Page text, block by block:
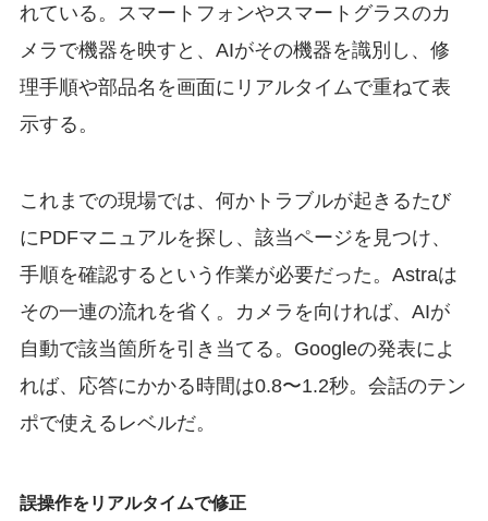
れている。スマートフォンやスマートグラスのカ
メラで機器を映すと、AIがその機器を識別し、修
理手順や部品名を画面にリアルタイムで重ねて表
示する。
これまでの現場では、何かトラブルが起きるたび
にPDFマニュアルを探し、該当ページを見つけ、
手順を確認するという作業が必要だった。Astraは
その一連の流れを省く。カメラを向ければ、AIが
自動で該当箇所を引き当てる。Googleの発表によ
れば、応答にかかる時間は0.8〜1.2秒。会話のテン
ポで使えるレベルだ。
誤操作をリアルタイムで修正